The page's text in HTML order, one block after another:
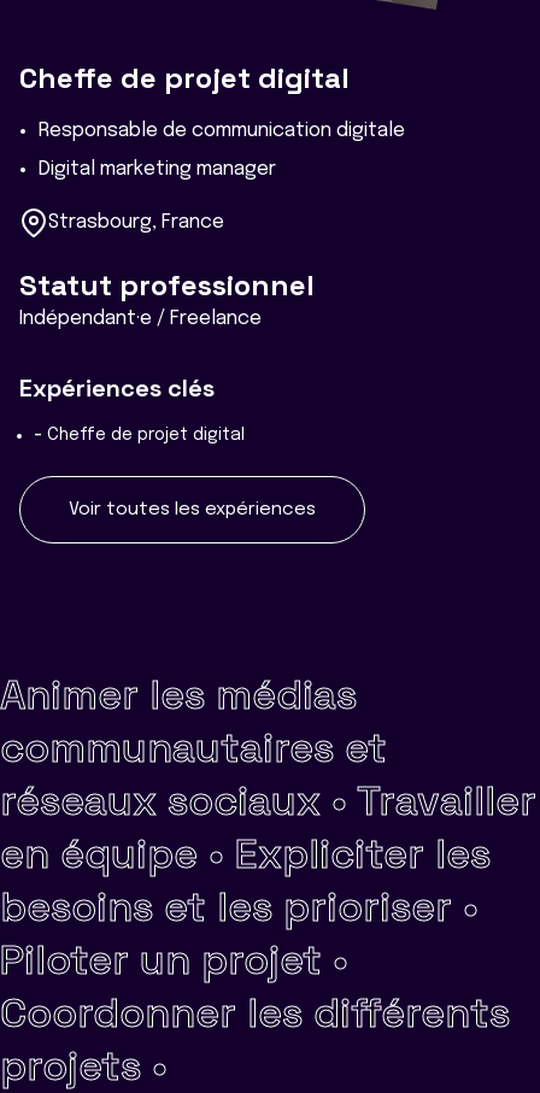
Cheffe de projet digital
Responsable de communication digitale
Digital marketing manager
Strasbourg, France
Statut professionnel
Indépendant·e / Freelance
Expériences clés
- Cheffe de projet digital
Voir toutes les expériences
Animer les médias
communautaires et
réseaux sociaux • Travailler
en équipe • Expliciter les
besoins et les prioriser •
Piloter un projet •
Coordonner les différents
projets •